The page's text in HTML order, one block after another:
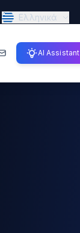
Ελληνικά
AI Assistant